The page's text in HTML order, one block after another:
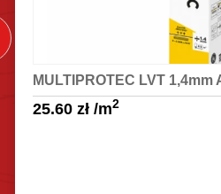
MULTIPROTEC LVT 1,4mm
25.60 zł/m2